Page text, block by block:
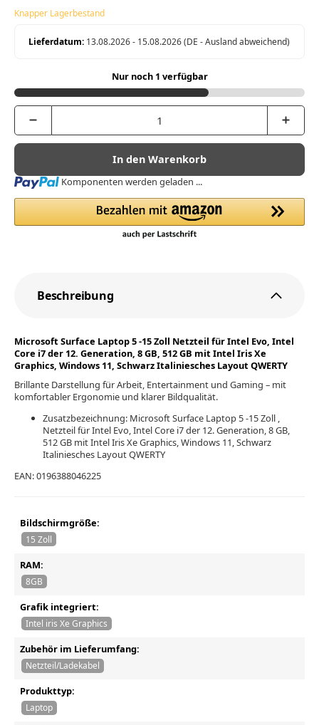
Knapper Lagerbestand
Lieferdatum: 13.08.2026 - 15.08.2026(DE - Ausland abweichend)
Nur noch 1 verfügbar
In den Warenkorb
Loading... Komponenten werden geladen ...
Beschreibung
Microsoft Surface Laptop 5 -15 Zoll Netzteil für Intel Evo, Intel
Core i7 der 12. Generation, 8 GB, 512 GB mit Intel Iris Xe
Graphics, Windows 11, Schwarz Italiniesches Layout QWERTY
Brillante Darstellung für Arbeit, Entertainment und Gaming – mit
komfortabler Ergonomie und klarer Bildqualität.
Zusatzbezeichnung: Microsoft Surface Laptop 5 -15 Zoll ,
Netzteil für Intel Evo, Intel Core i7 der 12. Generation, 8 GB,
512 GB mit Intel Iris Xe Graphics, Windows 11, Schwarz
Italiniesches Layout QWERTY
EAN: 0196388046225
Bildschirmgröße:
15 Zoll
RAM:
8GB
Grafik integriert:
Intel iris Xe Graphics
Zubehör im Lieferumfang:
Netzteil/Ladekabel
Produkttyp:
Laptop